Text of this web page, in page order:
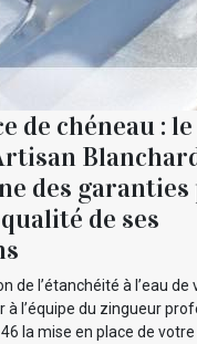
de chéneau :
des garanties
de ses
de l’étanchéité à l’eau de
à l’équipe du zingueur
la mise en place de